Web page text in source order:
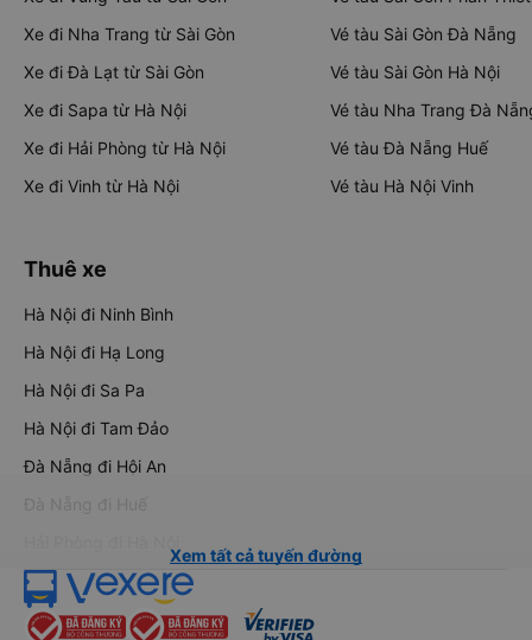
Xe đi Nha Trang từ Sài Gòn
Xe đi Đà Lạt từ Sài Gòn
Xe đi Sapa từ Hà Nội
Xe đi Hải Phòng từ Hà Nội
Xe đi Vinh từ Hà Nội
Vé tàu Sài Gòn Đà Nẵng
Vé tàu Sài Gòn Hà Nội
Vé tàu Nha Trang Đà
Vé tàu Đà Nẵng Huế
Vé tàu Hà Nội Vinh
Thuê xe
Hà Nội đi Ninh Bình
Hà Nội đi Hạ Long
Hà Nội đi Sa Pa
Hà Nội đi Tam Đảo
Đà Nẵng đi Hội An
Đà Nẵng đi Huế
Xem tất cả tuyến đường